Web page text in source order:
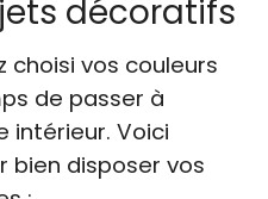
décoratifs
choisi vos couleurs
de passer à
intérieur. Voici
bien disposer vos